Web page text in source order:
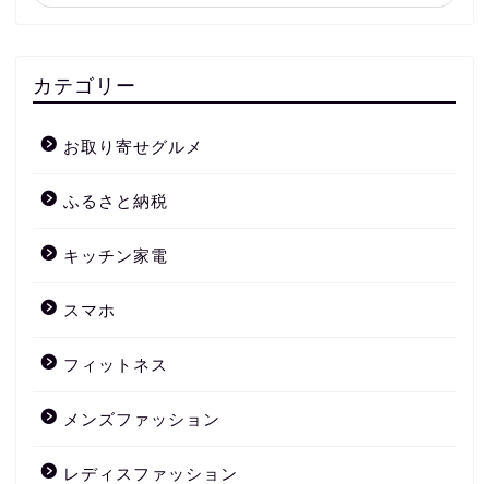
カテゴリー
お取り寄せグルメ
ふるさと納税
キッチン家電
スマホ
フィットネス
メンズファッション
レディスファッション